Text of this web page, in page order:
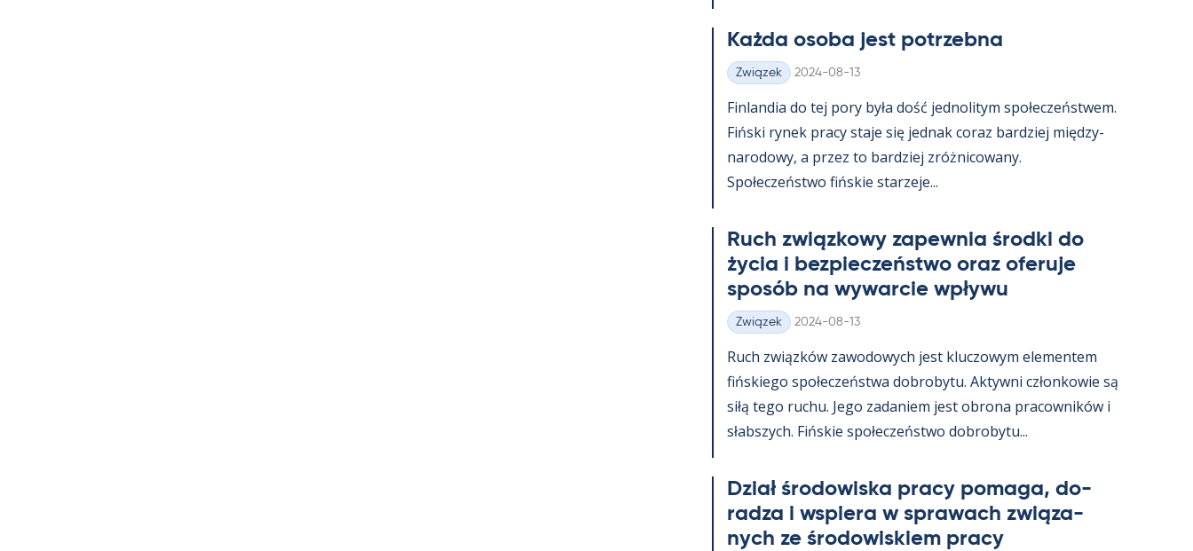
Każda osoba jest potrzebna
Kategorie
Związek Kirjoitettu
2024-08-13
Fin­lan­dia do tej pory była dość jed­no­li­tym społeczeństwem.
Fiński ry­nek pracy staje się jed­nak co­raz bardziej między­
na­ro­dowy, a przez to bardziej zróż­nicowany.
Społeczeństwo fińs­kie starzeje...
Ruch związ­kowy za­pew­nia środki do
życia i bez­pieczeństwo oraz ofe­ruje
sposób na wywarcie wpływu
Kategorie
Związek Kirjoitettu
2024-08-13
Ruch związków zawo­dowych jest kluczowym ele­men­tem
fińs­kiego społeczeństwa do­bro­bytu. Ak­tywni człon­kowie są
siłą tego ruchu. Jego za­da­niem jest obrona pracow­ników i
słabszych. Fińs­kie społeczeństwo do­bro­bytu...
Dział śro­dowiska pracy po­maga, do­
radza i ws­piera w sprawach związa­
nych ze śro­dowis­kiem pracy